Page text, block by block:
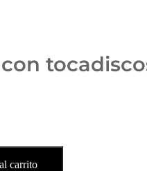
carrito